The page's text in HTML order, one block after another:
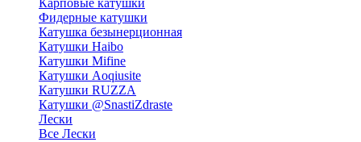
Карповые катушки
Фидерные катушки
Катушка безынерционная
Катушки Haibo
Катушки Mifine
Катушки Aoqiusite
Катушки RUZZA
Катушки @SnastiZdraste
Лески
Все Лески